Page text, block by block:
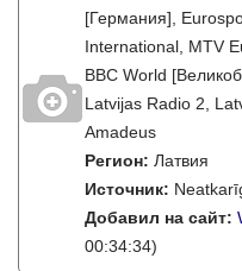
[Германия],
International, MTV
BBC World
Latvijas Radio 2,
Amadeus
Регион: Латвия
Источник:
Добавил на сайт:
00:34:34)